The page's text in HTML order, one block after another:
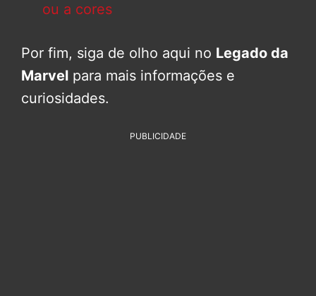
ou a cores
Por fim, siga de olho aqui no Legado da
Marvel para mais informações e
curiosidades.
PUBLICIDADE